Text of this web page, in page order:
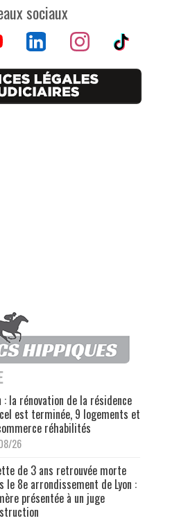
sociaux
: la rénovation de la résidence
est terminée, 9 logements et
réhabilités
26
de 3 ans retrouvée morte
le 8e arrondissement de Lyon :
présentée à un juge